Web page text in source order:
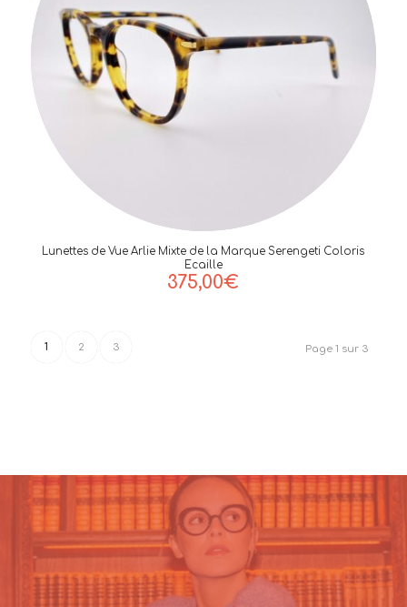
Lunettes de Vue Arlie Mixte de la Marque Serengeti Coloris
Ecaille
375,00€
Page 1 sur 3
1 2 3